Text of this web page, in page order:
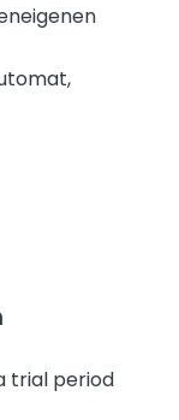
trial period